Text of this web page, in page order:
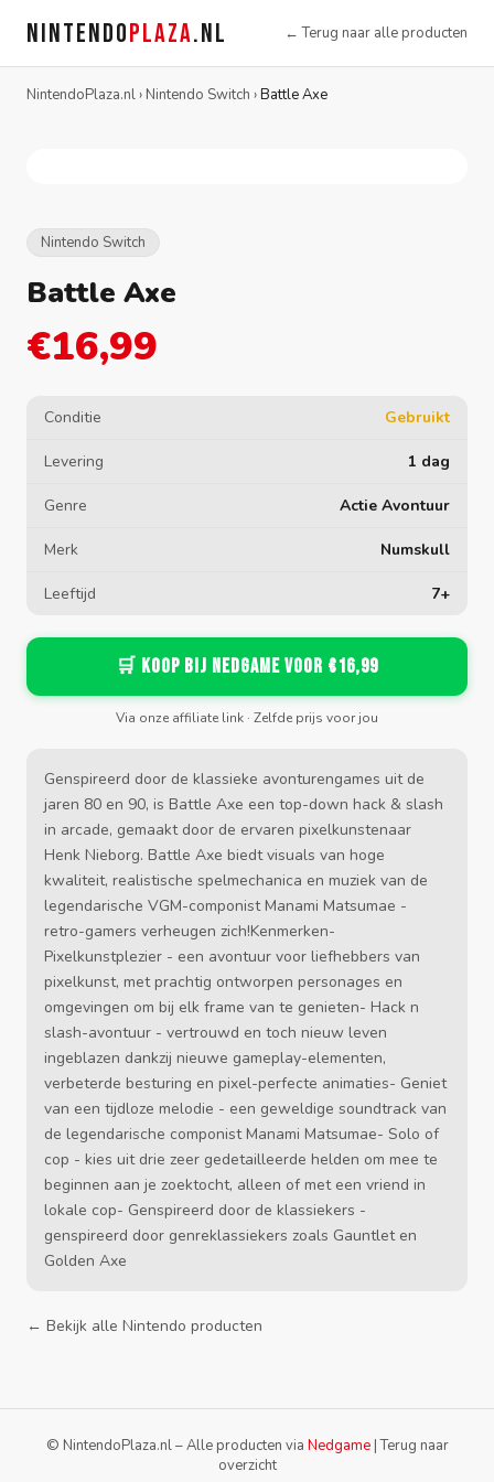
NINTENDOPLAZA.NL ← Terug naar alle producten
NintendoPlaza.nl› Nintendo Switch ›Battle Axe
Nintendo Switch
Battle Axe
€16,99
Conditie Gebruikt
Levering 1 dag
Genre Actie Avontuur
Merk Numskull
Leeftijd 7+
🛒 Koop bij Nedgame voor €16,99
Via onze affiliate link · Zelfde prijs voor jou
Genspireerd door de klassieke avonturengames uit de
jaren 80 en 90, is Battle Axe een top-down hack & slash
in arcade, gemaakt door de ervaren pixelkunstenaar
Henk Nieborg. Battle Axe biedt visuals van hoge
kwaliteit, realistische spelmechanica en muziek van de
legendarische VGM-componist Manami Matsumae -
retro-gamers verheugen zich!Kenmerken-
Pixelkunstplezier - een avontuur voor liefhebbers van
pixelkunst, met prachtig ontworpen personages en
omgevingen om bij elk frame van te genieten- Hack n
slash-avontuur - vertrouwd en toch nieuw leven
ingeblazen dankzij nieuwe gameplay-elementen,
verbeterde besturing en pixel-perfecte animaties- Geniet
van een tijdloze melodie - een geweldige soundtrack van
de legendarische componist Manami Matsumae- Solo of
cop - kies uit drie zeer gedetailleerde helden om mee te
beginnen aan je zoektocht, alleen of met een vriend in
lokale cop- Genspireerd door de klassiekers -
genspireerd door genreklassiekers zoals Gauntlet en
Golden Axe
← Bekijk alle Nintendo producten
© NintendoPlaza.nl – Alle producten via Nedgame|Terug naar
overzicht